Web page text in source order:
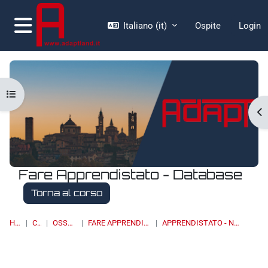
Vai al contenuto principale
Pannello laterale
Italiano ‎(it)‎ Ospite Login
Fare Apprendistato - Database
Torna al corso
HOME CORSI OSSERVATORI FARE APPRENDISTATO - DATABASE APPRENDISTATO - NORMATIVA NAZIONALE
Apri indice del corso